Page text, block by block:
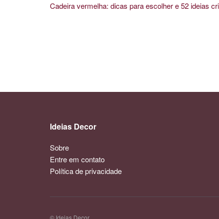
Cadeira vermelha: dicas para escolher e 52 ideias
Ideias Decor
Sobre
Entre em contato
Política de privacidade
© Ideias Decor